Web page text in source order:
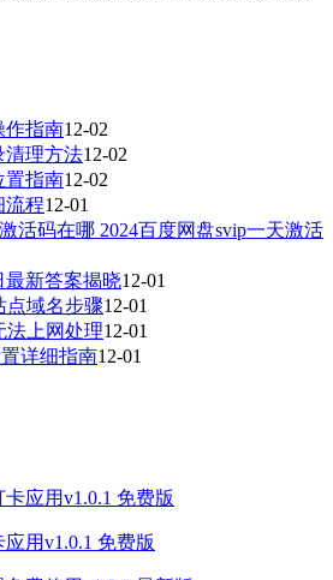
作指南12-02
清理方法12-02
置指南12-02
流程12-01
活码在哪 2024百度网盘svip一天激活
最新答案揭晓12-01
点域名步骤12-01
法上网处理12-01
详细指南12-01
用v1.0.1 免费版